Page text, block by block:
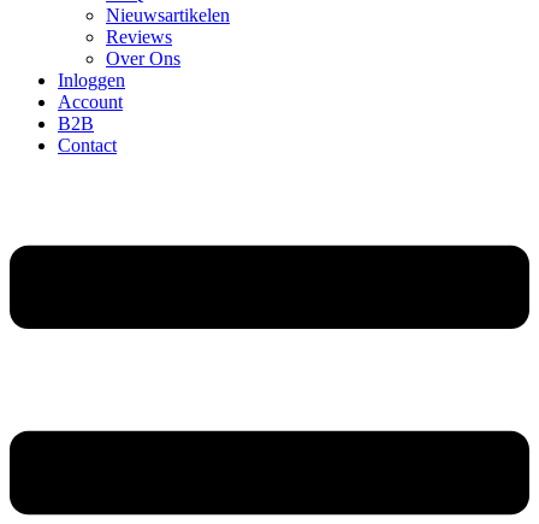
Nieuwsartikelen
Reviews
Over Ons
Inloggen
Account
B2B
Contact